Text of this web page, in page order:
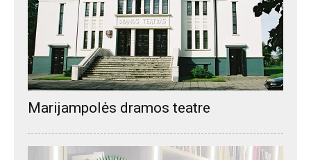
Marijampolės dramos teatre